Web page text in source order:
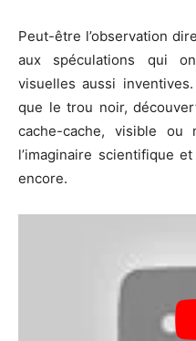
Peut-être l’observation
aux spéculations qui
visuelles aussi
que le trou noir,
cache-cache, visible ou
l’imaginaire scientifique
encore.